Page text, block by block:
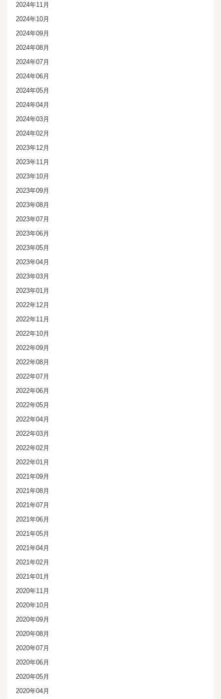
2024年11月
2024年10月
2024年09月
2024年08月
2024年07月
2024年06月
2024年05月
2024年04月
2024年03月
2024年02月
2023年12月
2023年11月
2023年10月
2023年09月
2023年08月
2023年07月
2023年06月
2023年05月
2023年04月
2023年03月
2023年01月
2022年12月
2022年11月
2022年10月
2022年09月
2022年08月
2022年07月
2022年06月
2022年05月
2022年04月
2022年03月
2022年02月
2022年01月
2021年09月
2021年08月
2021年07月
2021年06月
2021年05月
2021年04月
2021年02月
2021年01月
2020年11月
2020年10月
2020年09月
2020年08月
2020年07月
2020年06月
2020年05月
2020年04月